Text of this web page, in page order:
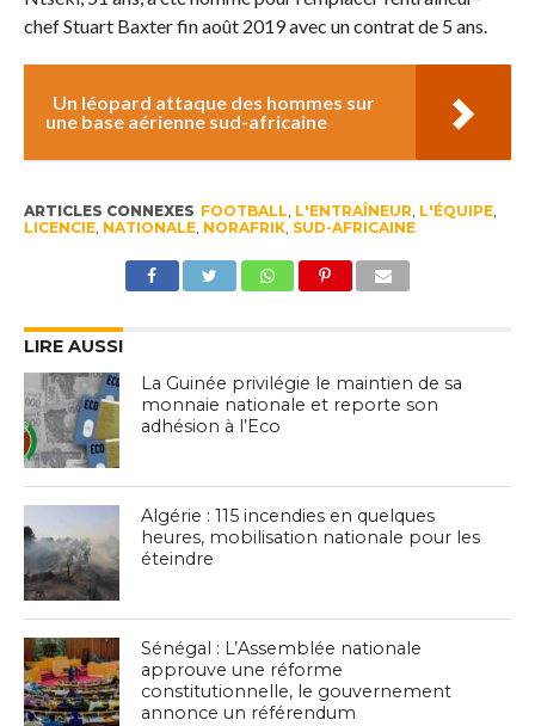
chef Stuart Baxter fin août 2019 avec un contrat de 5 ans.
Un léopard attaque des hommes sur
une base aérienne sud-africaine
ARTICLES CONNEXES FOOTBALL, L'ENTRAÎNEUR, L'ÉQUIPE,
LICENCIE, NATIONALE, NORAFRIK, SUD-AFRICAINE
LIRE AUSSI
La Guinée privilégie le maintien de sa
monnaie nationale et reporte son
adhésion à l’Eco
Algérie : 115 incendies en quelques
heures, mobilisation nationale pour les
éteindre
Sénégal : L’Assemblée nationale
approuve une réforme
constitutionnelle, le gouvernement
annonce un référendum